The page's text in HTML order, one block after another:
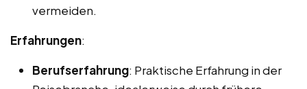
vermeiden.
Erfahrungen:
Berufserfahrung: Praktische Erfahrung in der